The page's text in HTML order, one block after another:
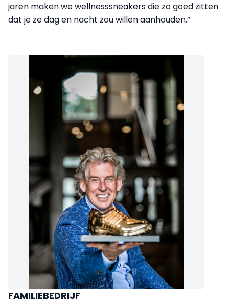
jaren maken we wellnesssneakers die zo goed zitten
dat je ze dag en nacht zou willen aanhouden.”
FAMILIEBEDRIJF